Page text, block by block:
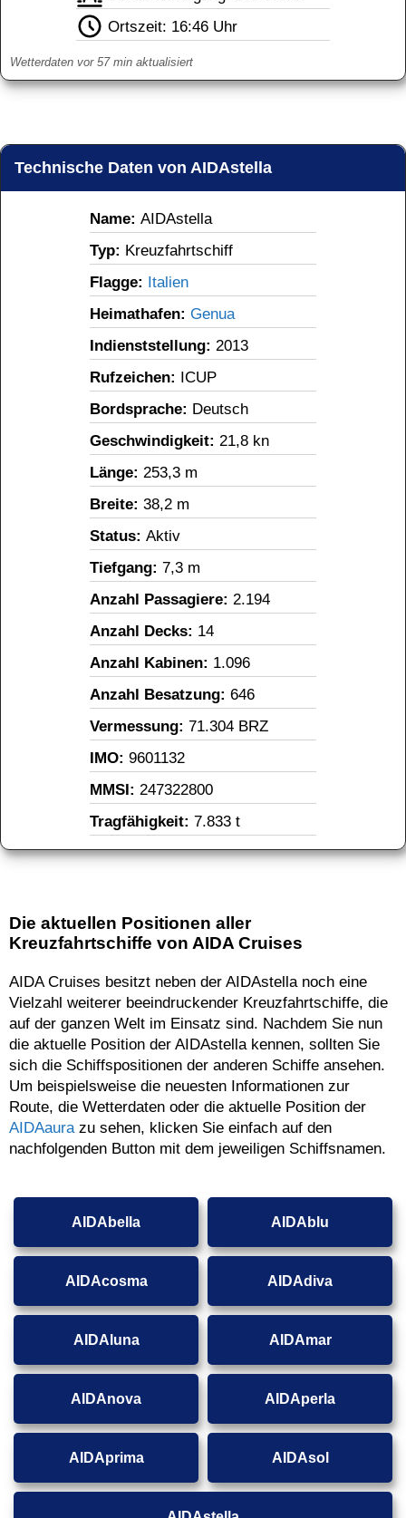
Ortszeit: 16:46 Uhr
Wetterdaten vor 57 min aktualisiert
Technische Daten von AIDAstella
Name: AIDAstella
Typ: Kreuzfahrtschiff
Flagge: Italien
Heimathafen: Genua
Indienststellung: 2013
Rufzeichen: ICUP
Bordsprache: Deutsch
Geschwindigkeit: 21,8 kn
Länge: 253,3 m
Breite: 38,2 m
Status: Aktiv
Tiefgang: 7,3 m
Anzahl Passagiere: 2.194
Anzahl Decks: 14
Anzahl Kabinen: 1.096
Anzahl Besatzung: 646
Vermessung: 71.304 BRZ
IMO: 9601132
MMSI: 247322800
Tragfähigkeit: 7.833 t
Die aktuellen Positionen aller
Kreuzfahrtschiffe von AIDA Cruises
AIDA Cruises besitzt neben der AIDAstella noch eine
Vielzahl weiterer beeindruckender Kreuzfahrtschiffe, die
auf der ganzen Welt im Einsatz sind. Nachdem Sie nun
die aktuelle Position der AIDAstella kennen, sollten Sie
sich die Schiffspositionen der anderen Schiffe ansehen.
Um beispielsweise die neuesten Informationen zur
Route, die Wetterdaten oder die aktuelle Position der
AIDAaurazu sehen, klicken Sie einfach auf den
nachfolgenden Button mit dem jeweiligen Schiffsnamen.
AIDAbella AIDAblu
AIDAcosma AIDAdiva
AIDAluna AIDAmar
AIDAnova AIDAperla
AIDAprima AIDAsol